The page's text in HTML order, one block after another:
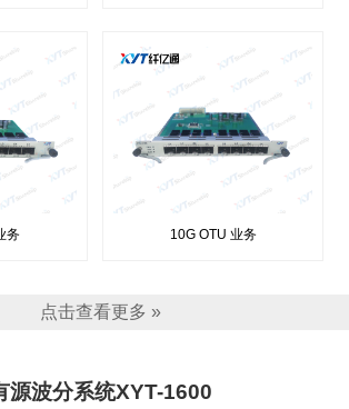
务 10G OTU 业务
点击查看更多 »
源波分系统XYT-1600